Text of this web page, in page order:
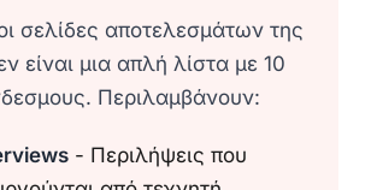
σελίδες αποτελεσμάτων της
είναι μια απλή λίστα με 10
Περιλαμβάνουν:
- Περιλήψεις που